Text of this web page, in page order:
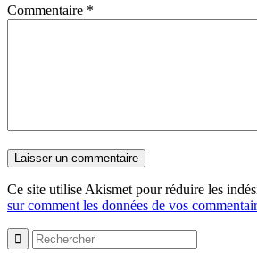
Commentaire *
Ce site utilise Akismet pour réduire les
sur comment les données de vos